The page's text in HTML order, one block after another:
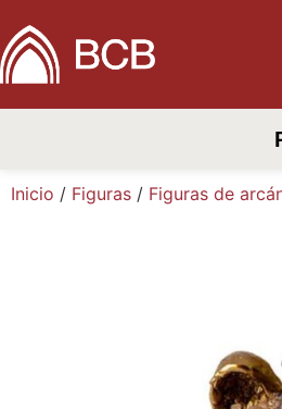
Inicio / Figuras / Figuras de